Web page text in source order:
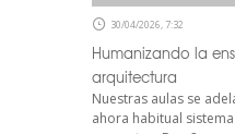
30/04/2026, 7:32
Humanizando la
arquitectura
Nuestras aulas se
ahora habitual